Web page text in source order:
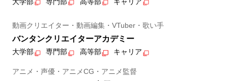
動画クリエイター・動画編集・VTuber・歌い手
バンタンクリエイターアカデミー
大学部 専門部 高等部 キャリア
アニメ・声優・アニメCG・アニメ監督